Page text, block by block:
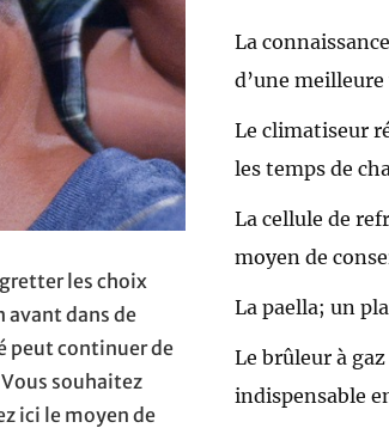
les choix
avant dans de
peut continuer de
souhaitez
ici le moyen de
La
d’une meilleure
Le climatiseur
les temps de
La cellule de
moyen de
La paella; un
Le brûleur à
indispensable